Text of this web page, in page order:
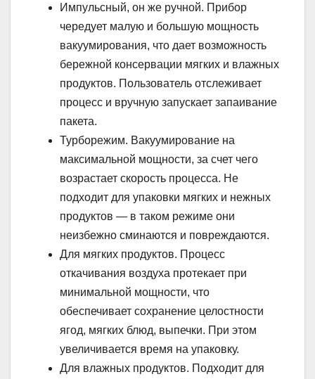
Импульсный, он же ручной. Прибор
чередует малую и большую мощность
вакуумирования, что дает возможность
бережной консервации мягких и влажных
продуктов. Пользователь отслеживает
процесс и вручную запускает запаивание
пакета.
Турборежим. Вакуумирование на
максимальной мощности, за счет чего
возрастает скорость процесса. Не
подходит для упаковки мягких и нежных
продуктов — в таком режиме они
неизбежно сминаются и повреждаются.
Для мягких продуктов. Процесс
откачивания воздуха протекает при
минимальной мощности, что
обеспечивает сохранение целостности
ягод, мягких блюд, выпечки. При этом
увеличивается время на упаковку.
Для влажных продуктов. Подходит для